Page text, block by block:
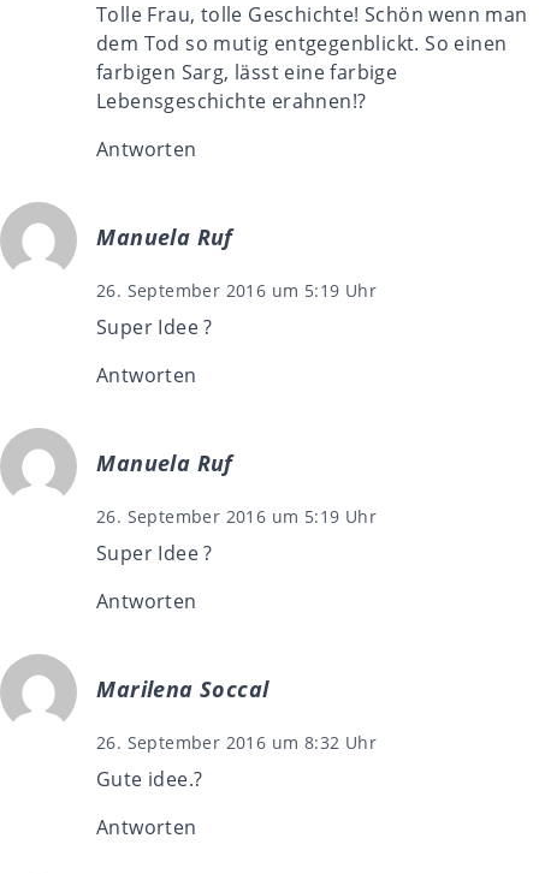
Tolle Frau, tolle Geschichte! Schön wenn man
dem Tod so mutig entgegenblickt. So einen
farbigen Sarg, lässt eine farbige
Lebensgeschichte erahnen!?
Antworten
Manuela Ruf
26. September 2016 um 5:19 Uhr
Super Idee ?
Antworten
Manuela Ruf
26. September 2016 um 5:19 Uhr
Super Idee ?
Antworten
Marilena Soccal
26. September 2016 um 8:32 Uhr
Gute idee.?
Antworten